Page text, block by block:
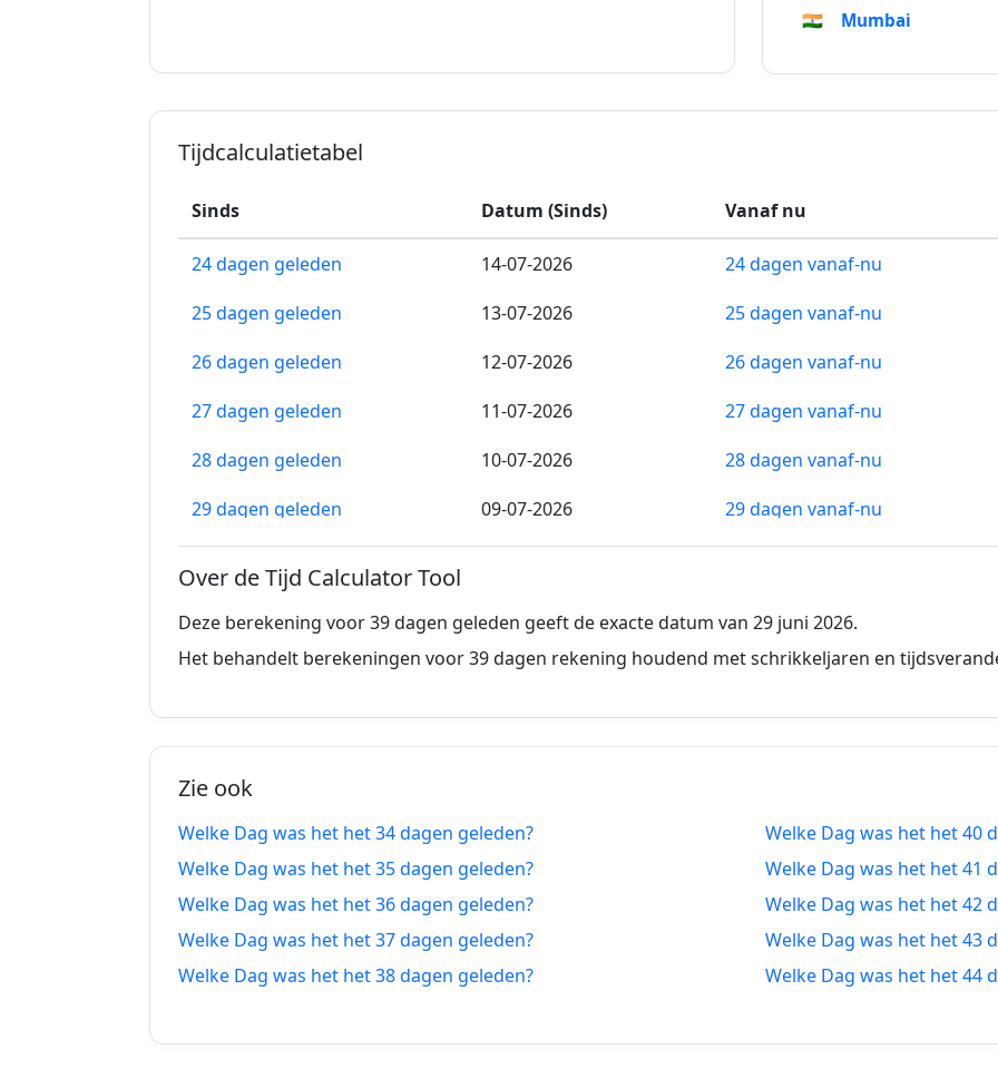
🇮🇳 Mumbai
Tijdcalculatietabel
Sinds Datum (Sinds) Vanaf nu
24 dagen geleden 14-07-2026
24 dagen vanaf-nu
25 dagen geleden
13-07-2026
25 dagen vanaf-nu
26 dagen geleden
12-07-2026
26 dagen vanaf-nu
27 dagen geleden
11-07-2026
27 dagen vanaf-nu
28 dagen geleden
10-07-2026
28 dagen vanaf-nu
29 dagen geleden
09-07-2026
29 dagen vanaf-nu
32 dagen geleden
06-07-2026
32 dagen vanaf-nu
34 dagen geleden
04-07-2026
34 dagen vanaf-nu
35 dagen geleden
36 dagen geleden
36 dagen vanaf-nu
37 dagen geleden
01-07-2026
37 dagen vanaf-nu
38 dagen geleden
30-06-2026
38 dagen vanaf-nu
40 dagen geleden
28-06-2026
40 dagen vanaf-nu
Over de Tijd Calculator Tool
Deze berekening voor 39 dagen geleden geeft de exacte datum van 29 juni 2026.
Het behandelt berekeningen voor 39 dagen rekening houdend met schrikkeljaren en
Zie ook
Welke Dag was het het 34 dagen geleden?
Welke Dag was het het 35 dagen geleden?
Welke Dag was het het 36 dagen geleden?
Welke Dag was het het 37 dagen geleden?
Welke Dag was het het 38 dagen geleden?
Welke Dag was het het 40
Welke Dag was het het 41
Welke Dag was het het 42
Welke Dag was het het 43
Welke Dag was het het 44